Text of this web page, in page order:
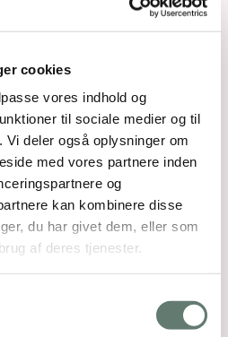
cookies
vores indhold og
til sociale medier og til
deler også oplysninger om
med vores partnere inden
og
kan kombinere disse
du har givet dem, eller som
af deres tjenester.